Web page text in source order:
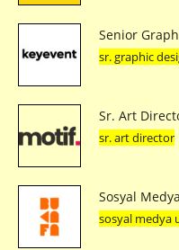
Senior
sr. graphic
Sr. Art
sr. art director
Sosyal
sosyal medya